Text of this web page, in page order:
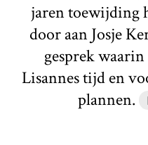
jaren toewijding
door aan Josje
gesprek
Lisannes tijd en
plannen.